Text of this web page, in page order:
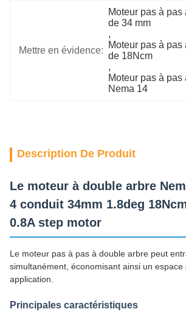
Mettre en évidence:
Moteur pas à
de 34 mm
,
Moteur pas à
de 18Ncm
,
Moteur pas à
Nema 14
Description De Produit
Le moteur à double arbre
4 conduit 34mm 1.8deg
0.8A step motor
Le moteur pas à pas à double arbre peut
simultanément, économisant ainsi un
application.
Principales caractéristiques